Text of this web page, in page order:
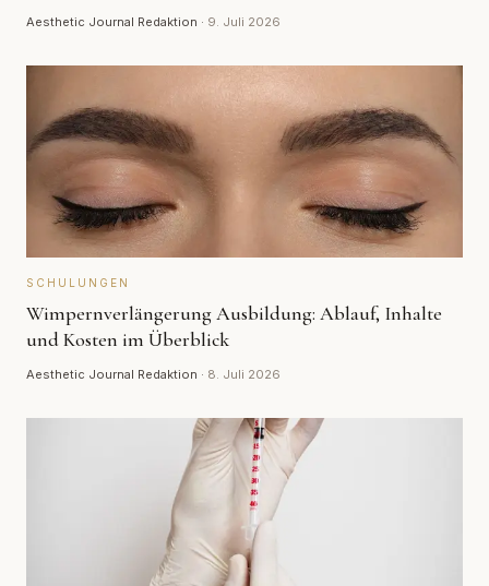
Aesthetic Journal Redaktion · 9. Juli 2026
SCHULUNGEN
Wimpernverlängerung Ausbildung: Ablauf, Inhalte
und Kosten im Überblick
Aesthetic Journal Redaktion · 8. Juli 2026